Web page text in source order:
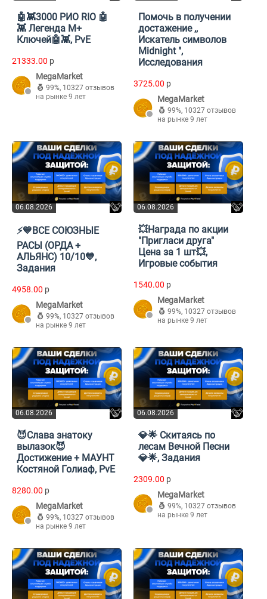
🤖👾3000 РИО RIO 🤖
👾 Легенда М+
Ключей🤖👾, PvE
21333.00 p
MegaMarket
99%, 10327 отзывов
на рынке 9 лет
Помочь в получении
достажение ,,
Искатель символов
Midnight ",
Исследования
3725.00 p
MegaMarket
99%, 10327 отзывов
на рынке 9 лет
06.08.2026
⚡ㅤ💙ВСЕ СОЮЗНЫЕ
РАСЫ (ОРДА +
АЛЬЯНС) 10/10💙,
Задания
4958.00 p
MegaMarket
99%, 10327 отзывов
на рынке 9 лет
06.08.2026
💥Награда по акции
"Пригласи друга"
Цена за 1 шт💥,
Игровые события
1540.00 p
MegaMarket
99%, 10327 отзывов
на рынке 9 лет
06.08.2026
😈Слава знатоку
вылазок😈
Достижение + МАУНТ
Костяной Голиаф, PvE
8280.00 p
MegaMarket
99%, 10327 отзывов
на рынке 9 лет
06.08.2026
💎🌟 Скитаясь по
лесам Вечной Песни
💎🌟, Задания
2309.00 p
MegaMarket
99%, 10327 отзывов
на рынке 9 лет